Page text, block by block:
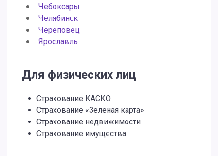
Чебоксары
Челябинск
Череповец
Ярославль
Для физических лиц
Страхование КАСКО
Страхование «Зеленая карта»
Страхование недвижимости
Страхование имущества